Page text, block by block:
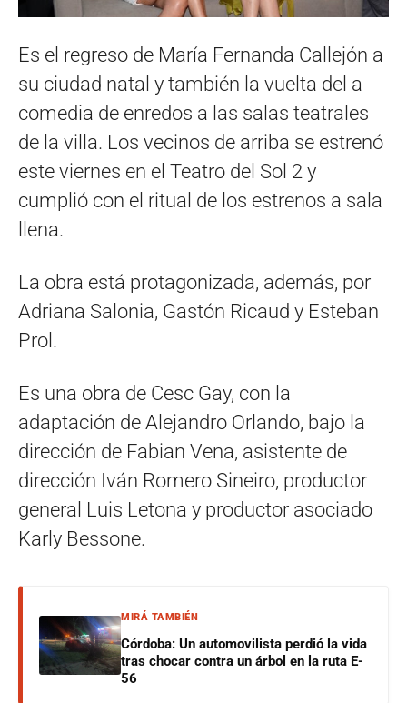
Es el regreso de María Fernanda Callejón a
su ciudad natal y también la vuelta del a
comedia de enredos a las salas teatrales
de la villa. Los vecinos de arriba se estrenó
este viernes en el Teatro del Sol 2 y
cumplió con el ritual de los estrenos a sala
llena.
La obra está protagonizada, además, por
Adriana Salonia, Gastón Ricaud y Esteban
Prol.
Es una obra de Cesc Gay, con la
adaptación de Alejandro Orlando, bajo la
dirección de Fabian Vena, asistente de
dirección Iván Romero Sineiro, productor
general Luis Letona y productor asociado
Karly Bessone.
MIRÁ TAMBIÉN
Córdoba: Un automovilista perdió la vida
tras chocar contra un árbol en la ruta E-
56